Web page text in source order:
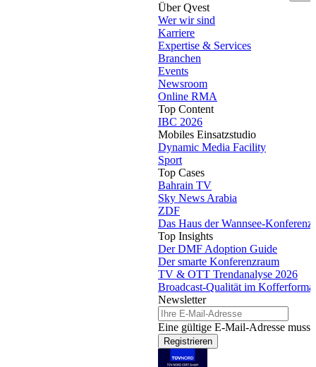
Über Qvest
Wer wir sind
Karriere
Expertise & Services
Branchen
Events
Newsroom
Online RMA
Top Content
IBC 2026
Mobiles Einsatzstudio
Dynamic Media Facility
Sport
Top Cases
Bahrain TV
Sky News Arabia
ZDF
Das Haus der Wannsee-Konferenz
Top Insights
Der DMF Adoption Guide
Der smarte Konferenzraum
TV & OTT Trendanalyse 2026
Broadcast-Qualität im Kofferformat
Newsletter
Eine gültige E-Mail-Adresse muss
Registrieren